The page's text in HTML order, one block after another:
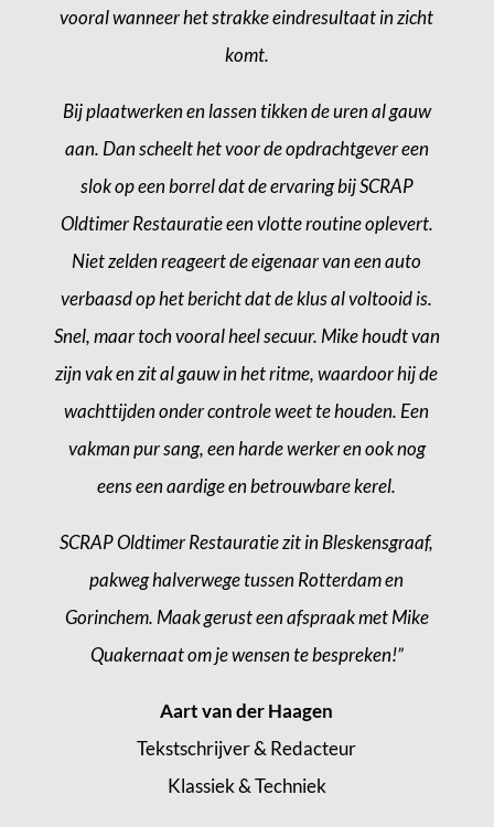
vooral wanneer het strakke eindresultaat in zicht
komt.
Bij plaatwerken en lassen tikken de uren al gauw
aan. Dan scheelt het voor de opdrachtgever een
slok op een borrel dat de ervaring bij SCRAP
Oldtimer Restauratie een vlotte routine oplevert.
Niet zelden reageert de eigenaar van een auto
verbaasd op het bericht dat de klus al voltooid is.
Snel, maar toch vooral heel secuur. Mike houdt van
zijn vak en zit al gauw in het ritme, waardoor hij de
wachttijden onder controle weet te houden. Een
vakman pur sang, een harde werker en ook nog
eens een aardige en betrouwbare kerel.
SCRAP Oldtimer Restauratie zit in Bleskensgraaf,
pakweg halverwege tussen Rotterdam en
Gorinchem. Maak gerust een afspraak met Mike
Quakernaat om je wensen te bespreken!”
Aart van der Haagen
Tekstschrijver & Redacteur
Klassiek & Techniek